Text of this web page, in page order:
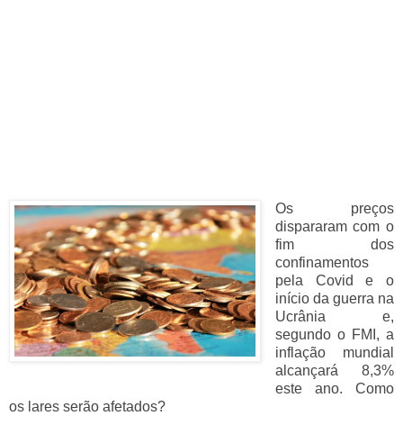
Os preços
dispararam com o
fim dos
confinamentos
pela Covid e o
início da guerra na
Ucrânia e,
segundo o FMI, a
inflação mundial
alcançará 8,3%
este ano. Como
os lares serão afetados?